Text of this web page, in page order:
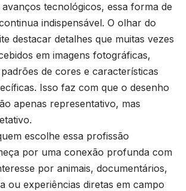
tecnológicos, essa forma de
indispensável. O olhar do
destacar detalhes que muitas vezes
em imagens fotográficas,
de cores e características
Isso faz com que o desenho
apenas representativo, mas
escolhe essa profissão
por uma conexão profunda com
por animais, documentários,
ou experiências diretas em campo